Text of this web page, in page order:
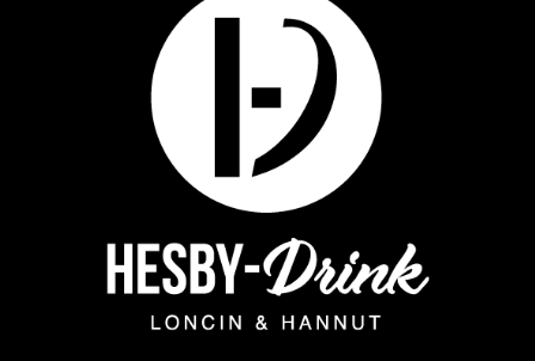
Red Bull
30,36
AJOUTER AU PANIER